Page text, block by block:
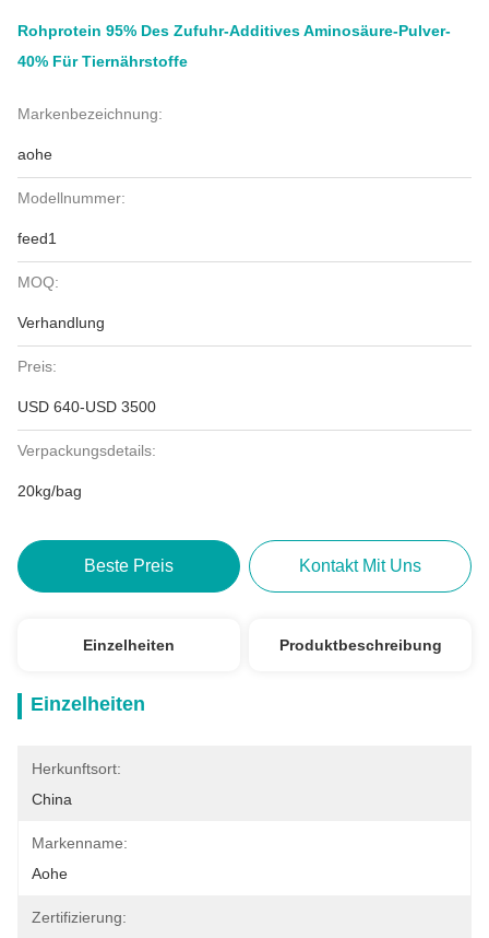
Rohprotein 95% Des Zufuhr-Additives Aminosäure-Pulver-
40% Für Tiernährstoffe
Markenbezeichnung:
aohe
Modellnummer:
feed1
MOQ:
Verhandlung
Preis:
USD 640-USD 3500
Verpackungsdetails:
20kg/bag
Beste Preis Kontakt Mit Uns
Einzelheiten Produktbeschreibung
Einzelheiten
Herkunftsort:
China
Markenname:
Aohe
Zertifizierung: